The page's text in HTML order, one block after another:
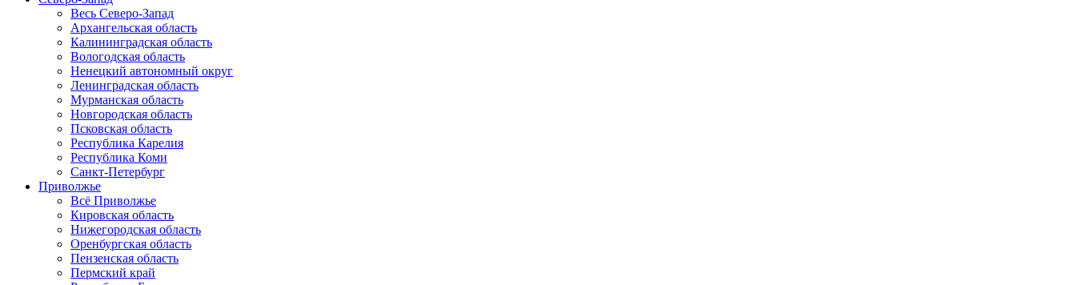
Весь Северо-Запад
Архангельская область
Калининградская область
Вологодская область
Ненецкий автономный округ
Ленинградская область
Мурманская область
Новгородская область
Псковская область
Республика Карелия
Республика Коми
Санкт-Петербург
Приволжье
Всё Приволжье
Кировская область
Нижегородская область
Оренбургская область
Пензенская область
Пермский край